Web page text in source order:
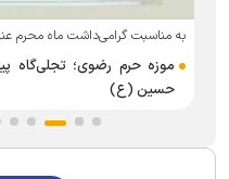
به مناسبت گرامی‌داشت ماه محرم
موزه حرم رضوی؛ تجلی‌گاه
حسین (ع)